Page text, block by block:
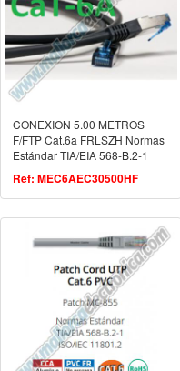
CONEXION 5.00 METROS
F/FTP Cat.6a FRLSZH Normas
Estándar TIA/EIA 568-B.2-1
Ref: MEC6AEC30500HF